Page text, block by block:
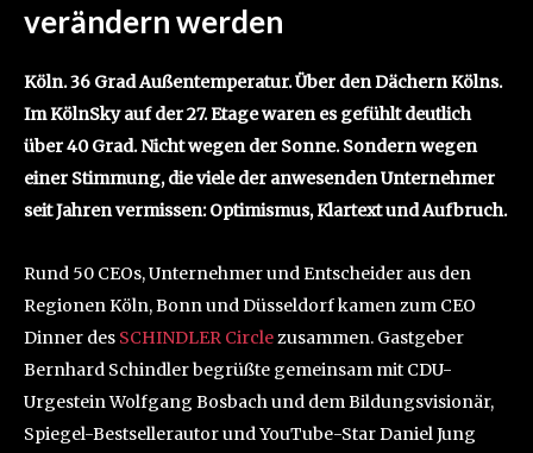
verändern werden
Köln. 36 Grad Außentemperatur. Über den Dächern Kölns.
Im KölnSky auf der 27. Etage waren es gefühlt deutlich
über 40 Grad. Nicht wegen der Sonne. Sondern wegen
einer Stimmung, die viele der anwesenden Unternehmer
seit Jahren vermissen: Optimismus, Klartext und Aufbruch.
Rund 50 CEOs, Unternehmer und Entscheider aus den
Regionen Köln, Bonn und Düsseldorf kamen zum CEO
Dinner des SCHINDLER Circlezusammen. Gastgeber
Bernhard Schindler begrüßte gemeinsam mit CDU-
Urgestein Wolfgang Bosbach und dem Bildungsvisionär,
Spiegel-Bestsellerautor und YouTube-Star Daniel Jung